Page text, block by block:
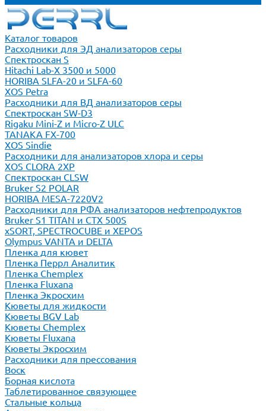
Каталог товаров
Расходники для ЭД анализаторов серы
Спектроскан S
Hitachi Lab-X 3500 и 5000
HORIBA SLFA-20 и SLFA-60
XOS Petra
Расходники для ВД анализаторов серы
Спектроскан SW-D3
Rigaku Mini-Z и Micro-Z ULC
TANAKA FX-700
XOS Sindie
Расходники для анализаторов хлора и серы
XOS CLORA 2XP
Спектроскан CLSW
Bruker S2 POLAR
HORIBA MESA-7220V2
Расходники для РФА анализаторов нефтепродуктов
Bruker S1 TITAN и CTX 500S
xSORT, SPECTROCUBE и XEPOS
Olympus VANTA и DELTA
Пленка для кювет
Пленка Перрл Аналитик
Пленка Chemplex
Пленка Fluxana
Пленка Экросхим
Кюветы для жидкости
Кюветы BGV Lab
Кюветы Chemplex
Кюветы Fluxana
Кюветы Экросхим
Расходники для прессования
Воск
Борная кислота
Таблетированное связующее
Стальные кольца